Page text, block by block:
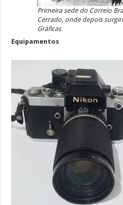
Primeira sede do Correio
Cerrado, onde depois
Gráficas
Equipamentos